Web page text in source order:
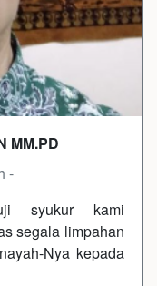
MM.PD
-
syukur kami
segala limpahan
Nya kepada